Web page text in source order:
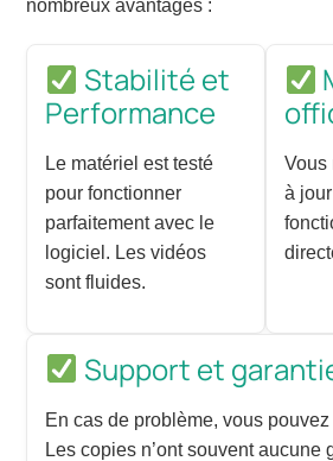
nombreux avantages :
Stabilité et
Performance
Le matériel est testé
pour fonctionner
parfaitement avec le
logiciel. Les vidéos
sont fluides.
Vous
à
Support et
En cas de problème, vous pouvez
Les copies n’ont souvent aucune